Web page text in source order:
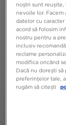
noștri sunt
nevoile lor.
datelor cu caracter
acord să folosim
nostru pentru a
inclusiv
reclame
modifica oricând
Dacă nu dorești
preferințelor tale,
rugăm să citești